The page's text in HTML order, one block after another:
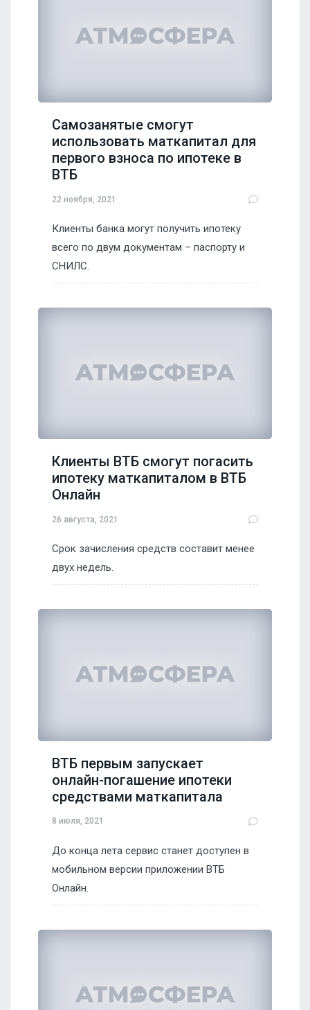
Самозанятые смогут
использовать маткапитал для
первого взноса по ипотеке в
ВТБ
22 ноября, 2021
Клиенты банка могут получить ипотеку
всего по двум документам – паспорту и
СНИЛС.
Клиенты ВТБ смогут погасить
ипотеку маткапиталом в ВТБ
Онлайн
26 августа, 2021
Срок зачисления средств составит менее
двух недель.
ВТБ первым запускает
онлайн-погашение ипотеки
средствами маткапитала
8 июля, 2021
До конца лета сервис станет доступен в
мобильном версии приложении ВТБ
Онлайн.